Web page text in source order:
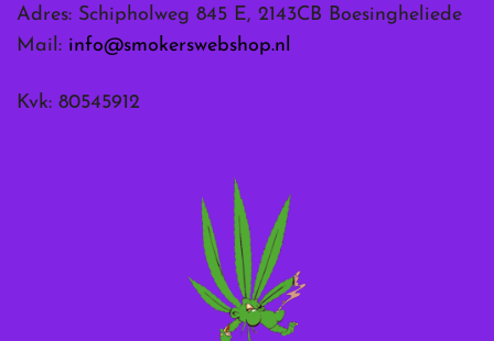
Adres: Schipholweg 845 E, 2143CB Boesingheliede
Mail: info@smokerswebshop.nl
Kvk: 80545912